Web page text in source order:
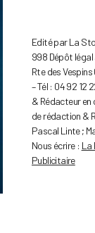
Edité par La
998 Dépôt
Rte des
– Tél : 04 92 12
& Rédacteur en
de rédaction &
Pascal Linte ;
Nous écrire : La
Publicitaire